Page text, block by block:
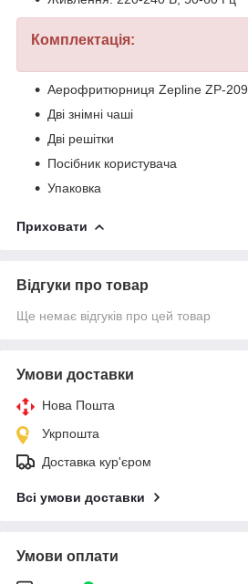
Комплектація:
Аерофритюрниця Zepline ZP-209
Дві знімні чаші
Дві решітки
Посібник користувача
Упаковка
Приховати
Відгуки про товар
Ще немає відгуків про цей товар
Умови доставки
Нова Пошта
Укрпошта
Доставка кур'єром
Всі умови доставки
Умови оплати